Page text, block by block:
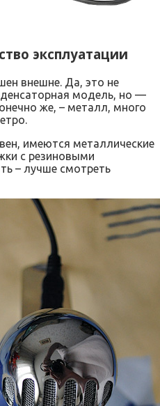
эксплуатации
внешне. Да, это не
модель, но —
же, – металл, много
имеются металлические
с резиновыми
– лучше смотреть